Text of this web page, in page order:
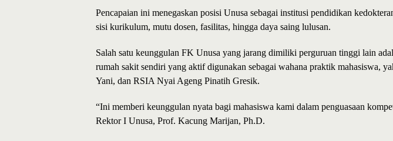
Pencapaian ini menegaskan posisi Unusa sebagai institusi pendidikan
sisi kurikulum, mutu dosen, fasilitas, hingga daya saing lulusan.
Salah satu keunggulan FK Unusa yang jarang dimiliki perguruan tinggi lain
rumah sakit sendiri yang aktif digunakan sebagai wahana praktik mahasiswa,
Yani, dan RSIA Nyai Ageng Pinatih Gresik.
“Ini memberi keunggulan nyata bagi mahasiswa kami dalam penguasaan
Rektor I Unusa, Prof. Kacung Marijan, Ph.D.